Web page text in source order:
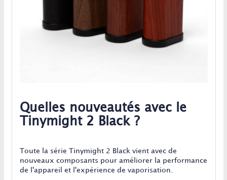
Quelles nouveautés avec le
Tinymight 2 Black ?
Toute la série Tinymight 2 Black vient avec de
nouveaux composants pour améliorer la performance
de l'appareil et l'expérience de vaporisation.